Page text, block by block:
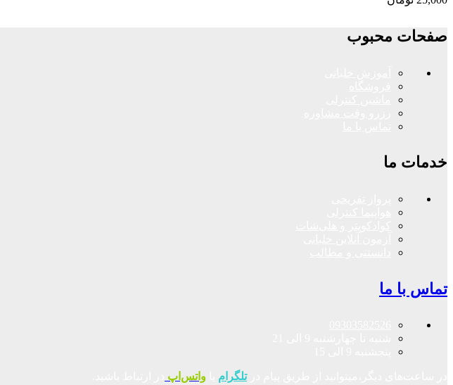
صفحات محبوب
خدمات ما
تماس با ما
در ساعت‌های دیگر،میتوانید از طریق پیام درتلگرام واتس‌اپ